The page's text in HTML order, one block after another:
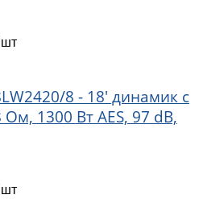
шт
8 - 18' динамик с
1300 Вт AES, 97 dB,
шт